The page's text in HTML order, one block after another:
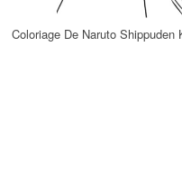
Coloriage De Naruto Shippuden